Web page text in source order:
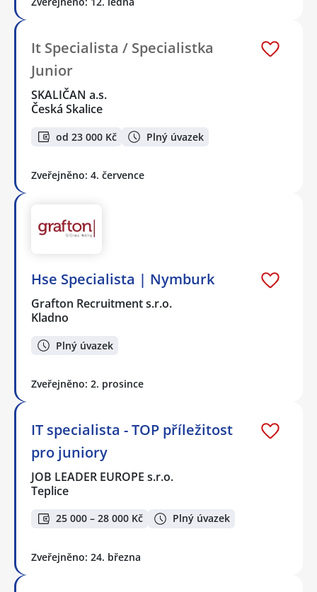
It Specialista / Specialistka
Junior
SKALIČAN a.s.
Česká Skalice
od 23 000 Kč Plný úvazek
Zveřejněno: 4. července
Hse Specialista | Nymburk
Grafton Recruitment s.r.o.
Kladno
Plný úvazek
Zveřejněno: 2. prosince
IT specialista - TOP příležitost
pro juniory
JOB LEADER EUROPE s.r.o.
Teplice
25 000 – 28 000 Kč Plný úvazek
Zveřejněno: 24. března